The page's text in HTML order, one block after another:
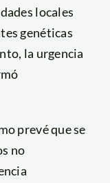
locales
genéticas
la urgencia
prevé que se
no